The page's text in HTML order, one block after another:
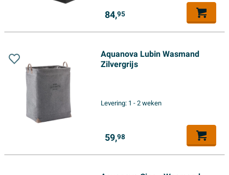
84,95
Aquanova Lubin Wasmand
Zilvergrijs
Levering: 1 - 2 weken
59,98